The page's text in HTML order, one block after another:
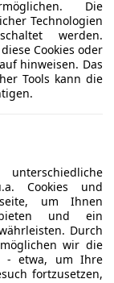
Karosserie
erviel Platz im
Passagieren
funktionell.
Chevrolet-
die Seiten des
befinden
Türen an
hat schwarze
Seine Dachlinie
Vans sind in der
Van gehören
Die
Technologien
werden.
Cookies oder
hinweisen. Das
Tools kann die
Cookies und
um Ihnen
und ein
Durch
wir die
- etwa, um Ihre
fortzusetzen,